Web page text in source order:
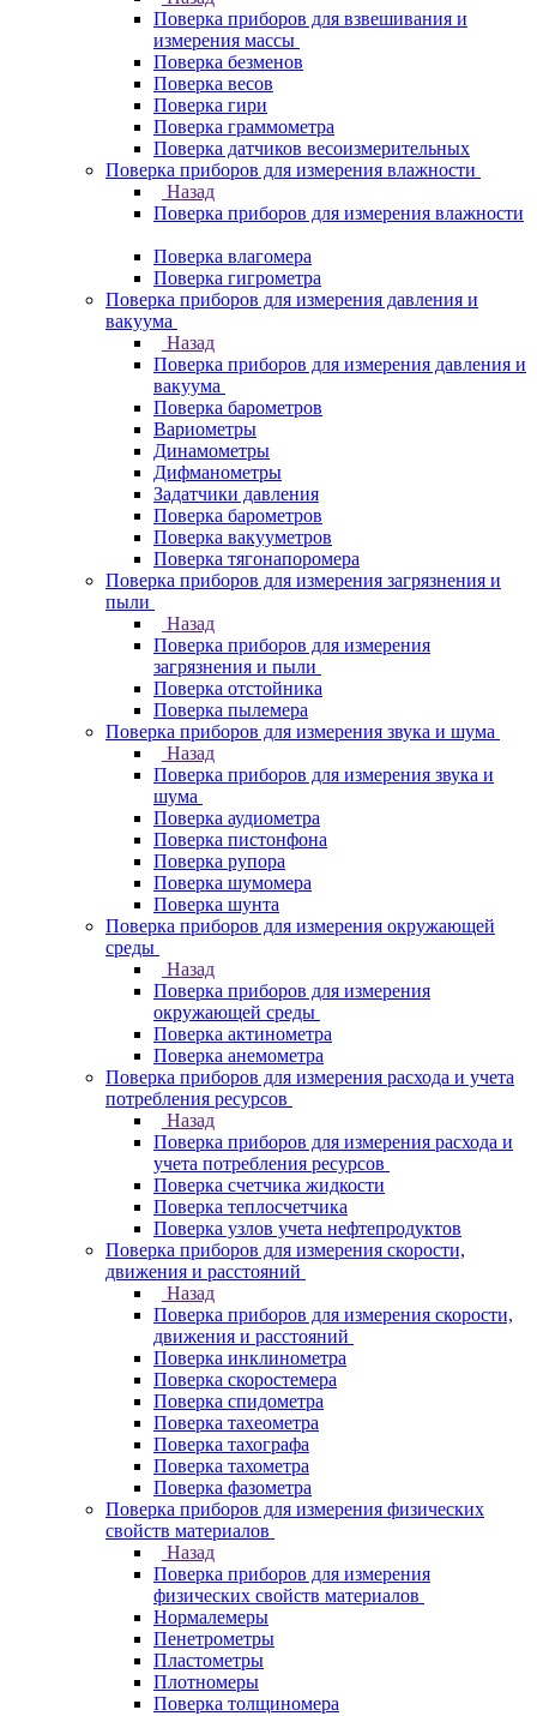
Поверка приборов для взвешивания и
измерения массы
Поверка безменов
Поверка весов
Поверка гири
Поверка граммометра
Поверка датчиков весоизмерительных
Поверка приборов для измерения влажности
Назад
Поверка приборов для измерения влажности
Поверка влагомера
Поверка гигрометра
Поверка приборов для измерения давления и
вакуума
Назад
Поверка приборов для измерения давления и
вакуума
Поверка барометров
Вариометры
Динамометры
Дифманометры
Задатчики давления
Поверка барометров
Поверка вакууметров
Поверка тягонапоромера
Поверка приборов для измерения загрязнения и
пыли
Назад
Поверка приборов для измерения
загрязнения и пыли
Поверка отстойника
Поверка пылемера
Поверка приборов для измерения звука и шума
Назад
Поверка приборов для измерения звука и
шума
Поверка аудиометра
Поверка пистонфона
Поверка рупора
Поверка шумомера
Поверка шунта
Поверка приборов для измерения окружающей
среды
Назад
Поверка приборов для измерения
окружающей среды
Поверка актинометра
Поверка анемометра
Поверка приборов для измерения расхода и учета
потребления ресурсов
Назад
Поверка приборов для измерения расхода и
учета потребления ресурсов
Поверка счетчика жидкости
Поверка теплосчетчика
Поверка узлов учета нефтепродуктов
Поверка приборов для измерения скорости,
движения и расстояний
Назад
Поверка приборов для измерения скорости,
движения и расстояний
Поверка инклинометра
Поверка скоростемера
Поверка спидометра
Поверка тахеометра
Поверка тахографа
Поверка тахометра
Поверка фазометра
Поверка приборов для измерения физических
свойств материалов
Назад
Поверка приборов для измерения
физических свойств материалов
Нормалемеры
Пенетрометры
Пластометры
Плотномеры
Поверка толщиномера